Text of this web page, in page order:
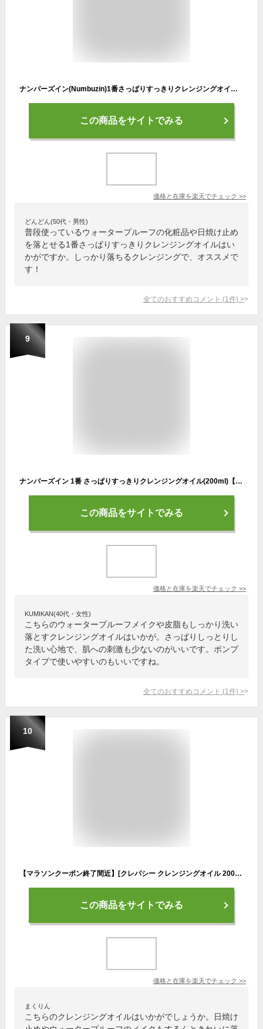
ナンバーズイン(Numbuzin)1番さっぱりすっきりクレンジングオイル300ml/Easy Peasy Cleansing Oil/ウォータープルーフ/黒角栓オフ・古角質オフ/メイク落としオイル
この商品をサイトでみる
価格と在庫を楽天でチェック >>
どんどん(50代・男性)
普段使っているウォータープルーフの化粧品や日焼け止め
を落とせる1番さっぱりすっきりクレンジングオイルはい
かがですか。しっかり落ちるクレンジングで、オススメで
す！
全てのおすすめコメント (1 件) >
9
ナンバーズイン 1番 さっぱりすっきりクレンジングオイル(200ml)【ナンバーズイン】[韓国コスメ メイク落とし ウォータープルーフ]
この商品をサイトでみる
価格と在庫を楽天でチェック >>
KUMIKAN(40代・女性)
こちらのウォータープルーフメイクや皮脂もしっかり洗い
落とすクレンジングオイルはいかが。さっぱりしっとりし
た洗い心地で、肌への刺激も少ないのがいいです。ポンプ
タイプで使いやすいのもいいですね。
全てのおすすめコメント (1 件) >
10
【マラソンクーポン終了間近】[クレパシー クレンジングオイル 200ml ] クレンジング 毛穴 ダブル洗顔不要 W洗顔不要 オイルクレンジング メイク落とし 洗顔 化粧落とし 角栓 角質 顔 日本製 CLAYPATHY oil くすみ オイル 無添加 油脂 まつエク 男 メンズ おすすめ
この商品をサイトでみる
価格と在庫を楽天でチェック >>
まくりん
こちらのクレンジングオイルはいかがでしょうか。日焼け